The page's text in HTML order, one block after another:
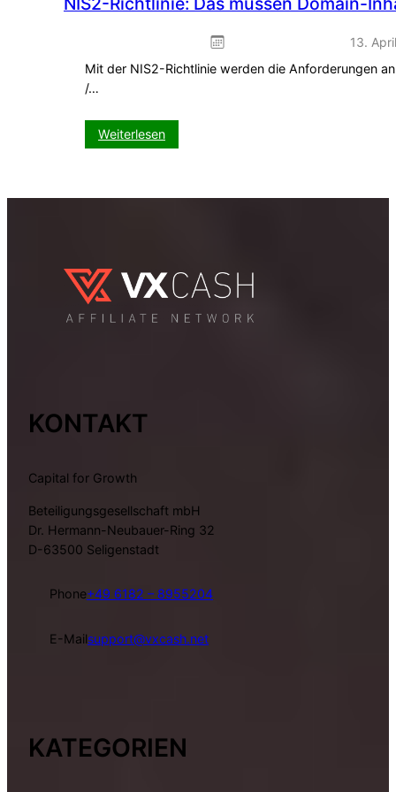
13.
Mit der NIS2-Richtlinie werden die Anforderungen
/…
Weiterlesen:
NIS2-
jetzt
wissen
KONTAKT
Capital for Growth
Beteiligungsgesellschaft mbH
Dr. Hermann-Neubauer-Ring 32
D-63500 Seligenstadt
Phone+49 6182 – 8955204
E-Mailsupport@vxcash.net
KATEGORIEN